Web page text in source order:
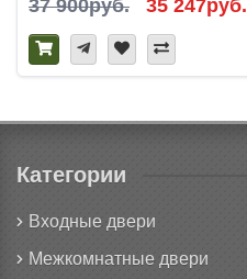
37 900руб. 35 247руб.
Категории
Входные двери
Межкомнатные двери